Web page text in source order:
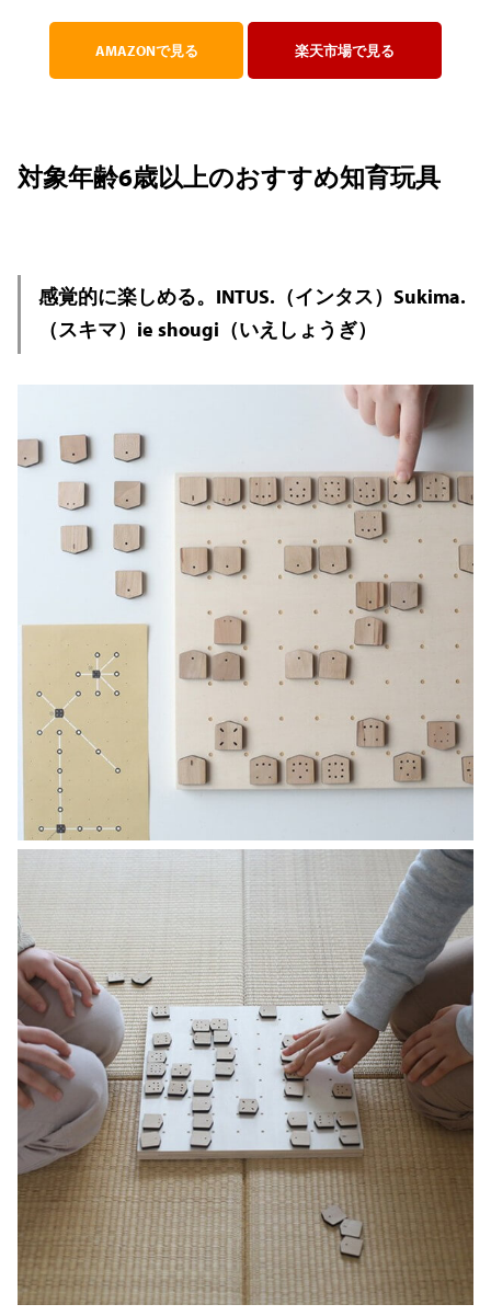
AMAZONで見る 楽天市場で見る
対象年齢6歳以上のおすすめ知育玩具
感覚的に楽しめる。INTUS.（インタス）Sukima.
（スキマ）ie shougi（いえしょうぎ）